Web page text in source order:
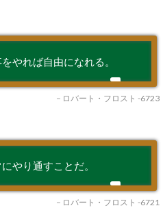
やれば自由になれる。
– ロバート・フロスト -6723
やり通すことだ。
– ロバート・フロスト -6721